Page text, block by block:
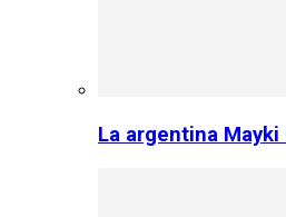
La argentina